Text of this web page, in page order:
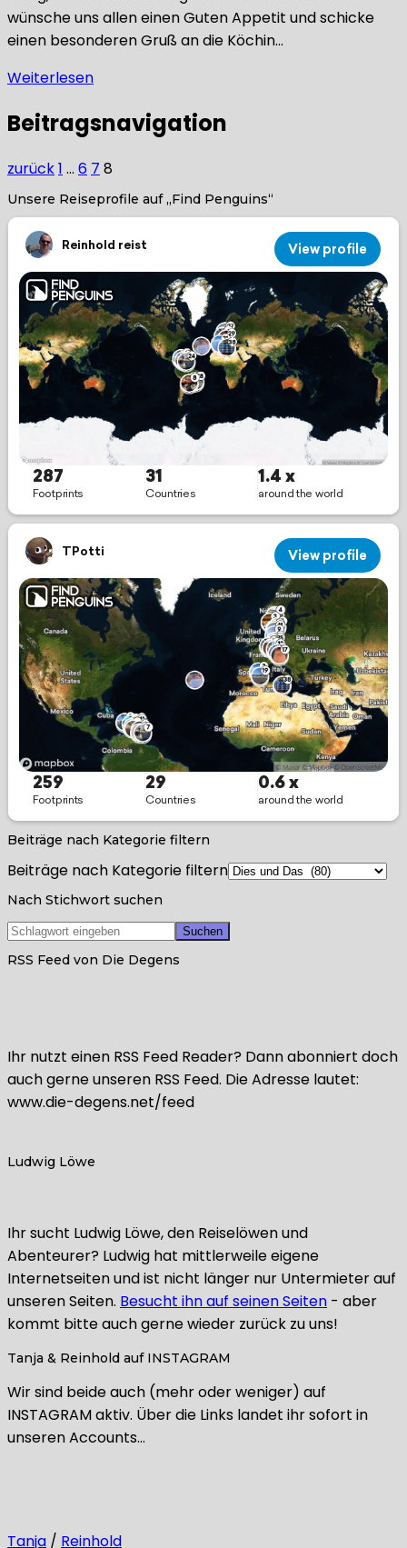
wünsche uns allen einen Guten Appetit und schicke
einen besonderen Gruß an die Köchin…
Weiterlesen
Beitragsnavigation
zurück1 … 6 7 8
Unsere Reiseprofile auf „Find Penguins“
Beiträge nach Kategorie filtern
Beiträge nach Kategorie filtern
Nach Stichwort suchen
RSS Feed von Die Degens
Ihr nutzt einen RSS Feed Reader? Dann abonniert doch
auch gerne unseren RSS Feed. Die Adresse lautet:
www.die-degens.net/feed
Ludwig Löwe
Ihr sucht Ludwig Löwe, den Reiselöwen und
Abenteurer? Ludwig hat mittlerweile eigene
Internetseiten und ist nicht länger nur Untermieter auf
unseren Seiten. Besucht ihn auf seinen Seiten - aber
kommt bitte auch gerne wieder zurück zu uns!
Tanja & Reinhold auf INSTAGRAM
Wir sind beide auch (mehr oder weniger) auf
INSTAGRAM aktiv. Über die Links landet ihr sofort in
unseren Accounts…
Tanja / Reinhold